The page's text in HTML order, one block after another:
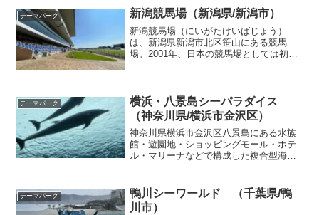
テーマパーク 新潟競馬場（新潟県/新潟市）
新潟競馬場（にいがたけいばじょう）
は、新潟県新潟市北区笹山にある競馬
場。2001年、日本の競馬場としては初と
プンした。日本で唯...
テーマパーク
横浜・八景島シーパラダイス
（神奈川県/横浜市金沢区）
神奈川県横浜市金沢区八景島にある水族
館・遊園地・ショッピングモール・ホテ
ル・マリーナなどで構成した複合型海洋
た別館であるドルフィンファンタジー、
展示されている動物を間近...
テーマパーク
鴨川シーワールド （千葉県/鴨
川市）